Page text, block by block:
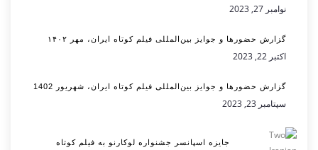
نوامبر 27, 2023
گزارش حضورها و جوایز بین‌المللی فیلم کوتاه ایران، مهر ۱۴۰۲
اکتبر 22, 2023
گزارش حضورها و جوایز بین‌المللی فیلم کوتاه ایران، شهریور 1402
سپتامبر 23, 2023
جایزه اسپانسر جشنواره لوکارنو به فیلم کوتاه